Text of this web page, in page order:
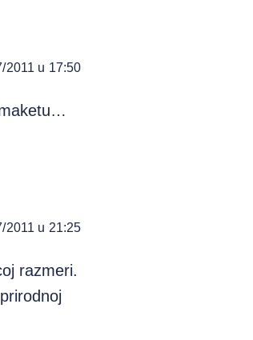
2011 u 17:50
2011 u 21:25
razmeri.